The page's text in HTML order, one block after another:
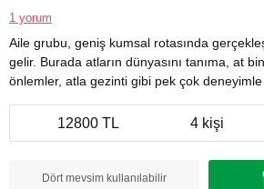
1 yorum
Aile grubu, geniş kumsal rotasında
gelir. Burada atların dünyasını tanıma, at
önlemler, atla gezinti gibi pek çok deneyimle
12800 TL 4 kişi
Dört mevsim kullanılabilir